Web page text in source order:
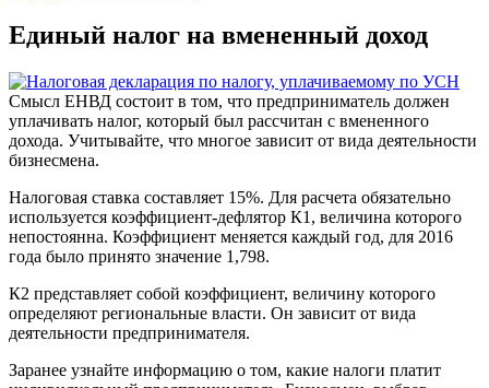
Единый налог на вмененный доход
Смысл ЕНВД состоит в том, что предприниматель должен
уплачивать налог, который был рассчитан с вмененного
дохода. Учитывайте, что многое зависит от вида деятельности
бизнесмена.
Налоговая ставка составляет 15%. Для расчета обязательно
используется коэффициент-дефлятор К1, величина которого
непостоянна. Коэффициент меняется каждый год, для 2016
года было принято значение 1,798.
К2 представляет собой коэффициент, величину которого
определяют региональные власти. Он зависит от вида
деятельности предпринимателя.
Заранее узнайте информацию о том, какие налоги платит